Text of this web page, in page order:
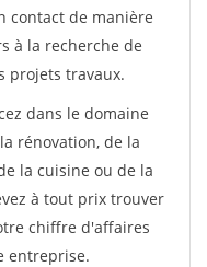
contact de manière
à la recherche de
projets travaux.
dans le domaine
rénovation, de la
la cuisine ou de la
à tout prix trouver
chiffre d'affaires
entreprise.